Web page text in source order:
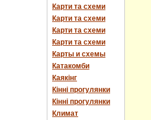
Карти та схеми
Карти та схеми
Карти та схеми
Карти та схеми
Карты и схемы
Катакомби
Каякінг
Кінні прогулянки
Кінні прогулянки
Климат